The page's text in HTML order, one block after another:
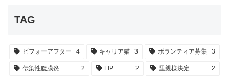
TAG
ビフォーアフター 4 キャリア猫 3 ボランティア募集 3
伝染性腹膜炎 2 FIP 2 里親様決定 2